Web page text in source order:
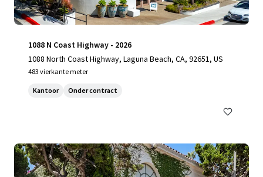
1088 N Coast Highway - 2026
1088 North Coast Highway, Laguna Beach, CA, 92651, US
483 vierkante meter
Kantoor Onder contract